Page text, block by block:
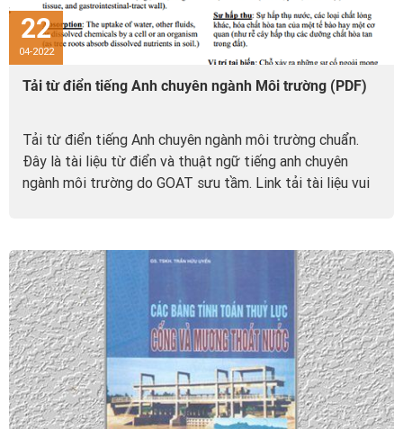
22
04-2022
Tải từ điển tiếng Anh chuyên ngành Môi trường (PDF)
Tải từ điển tiếng Anh chuyên ngành môi trường chuẩn.
Đây là tài liệu từ điển và thuật ngữ tiếng anh chuyên
ngành môi trường do GOAT sưu tầm. Link tải tài liệu vui